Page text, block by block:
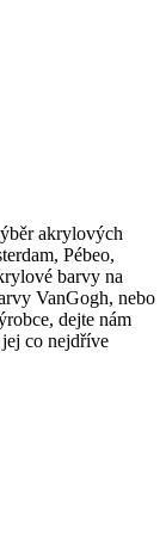
akrylových
Pébeo,
barvy na
VanGogh, nebo
dejte nám
co nejdříve